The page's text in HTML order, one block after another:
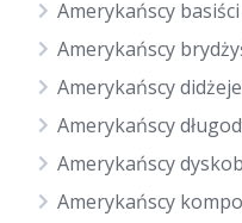
Amerykańscy
Amerykańscy
Amerykańscy didżeje
Amerykańscy
Amerykańscy
Amerykańscy